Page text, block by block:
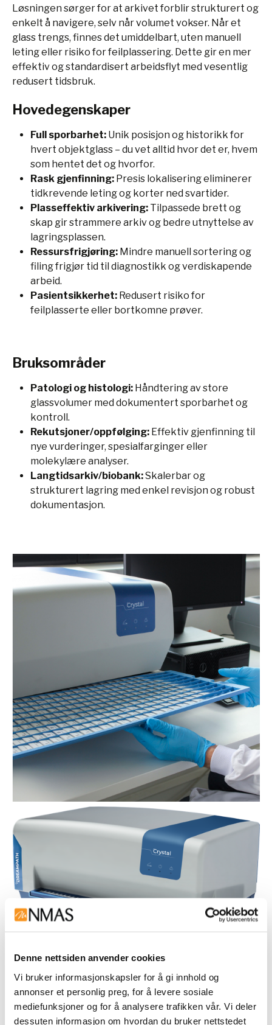
Denne nettsiden anvender cookies
Vi bruker informasjonskapsler for å gi innhold og
annonser et personlig preg, for å levere sosiale
mediefunksjoner og for å analysere trafikken vår. Vi deler
dessuten informasjon om hvordan du bruker nettstedet
Løsningen sørger for at arkivet forblir strukturert og
enkelt å navigere, selv når volumet vokser. Når et
glass trengs, finnes det umiddelbart, uten manuell
leting eller risiko for feilplassering. Dette gir en mer
effektiv og standardisert arbeidsflyt med vesentlig
redusert tidsbruk.
Hovedegenskaper
Full sporbarhet: Unik posisjon og historikk for
hvert objektglass – du vet alltid hvor det er, hvem
som hentet det og hvorfor.
Rask gjenfinning: Presis lokalisering eliminerer
tidkrevende leting og korter ned svartider.
Plasseffektiv arkivering: Tilpassede brett og
skap gir strammere arkiv og bedre utnyttelse av
lagringsplassen.
Ressursfrigjøring: Mindre manuell sortering og
filing frigjør tid til diagnostikk og verdiskapende
arbeid.
Pasientsikkerhet: Redusert risiko for
feilplasserte eller bortkomne prøver.
Bruksområder
Patologi og histologi: Håndtering av store
glassvolumer med dokumentert sporbarhet og
kontroll.
Rekutsjoner/oppfølging: Effektiv gjenfinning til
nye vurderinger, spesialfarginger eller
molekylære analyser.
Langtidsarkiv/biobank:Skalerbar og
strukturert lagring med enkel revisjon og robust
dokumentasjon.